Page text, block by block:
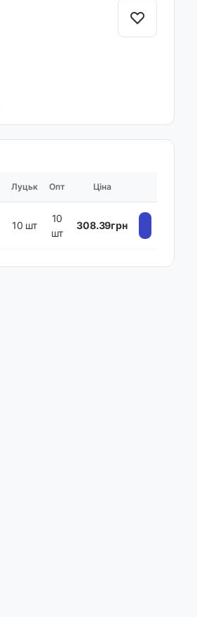
Луцьк Опт Ціна
10 шт
10
шт
308.39грн